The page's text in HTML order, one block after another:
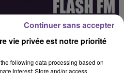
vie privée est notre priorité
following data processing based on
interest: Store and/or access
Continuer sans accepter